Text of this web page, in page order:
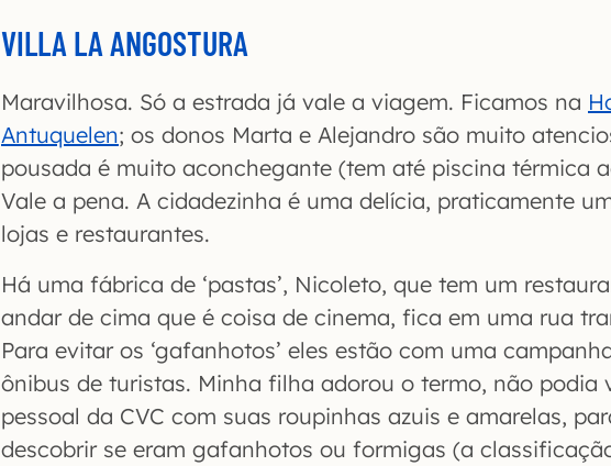
VILLA LA ANGOSTURA
Maravilhosa. Só a estrada já vale a viagem. Ficamos na
Antuquelen; os donos Marta e Alejandro são muito
pousada é muito aconchegante (tem até piscina térmica
Vale a pena. A cidadezinha é uma delícia, praticamente
lojas e restaurantes.
Há uma fábrica de ‘pastas’, Nicoleto, que tem um
andar de cima que é coisa de cinema, fica em uma rua
Para evitar os ‘gafanhotos’ eles estão com uma
ônibus de turistas. Minha filha adorou o termo, não podia
pessoal da CVC com suas roupinhas azuis e amarelas,
descobrir se eram gafanhotos ou formigas (a